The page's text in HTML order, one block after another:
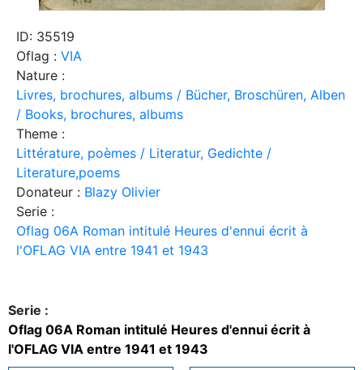
ID: 35519
Oflag : VIA
Nature :
Livres, brochures, albums / Bücher, Broschüren, Alben
/ Books, brochures, albums
Theme :
Littérature, poèmes / Literatur, Gedichte /
Literature,poems
Donateur : Blazy Olivier
Serie :
Oflag 06A Roman intitulé Heures d'ennui écrit à
l'OFLAG VIA entre 1941 et 1943
Serie :
Oflag 06A Roman intitulé Heures d'ennui écrit à
l'OFLAG VIA entre 1941 et 1943